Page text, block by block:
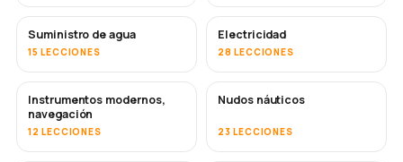
Suministro de agua
15 LECCIONES
Electricidad
28 LECCIONES
Instrumentos modernos,
navegación
12 LECCIONES
Nudos náuticos
23 LECCIONES